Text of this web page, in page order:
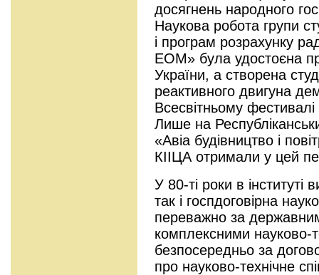
досягнень народного
Наукова робота групи
і програм розрахунку
ЕОМ» була удостоєна
України, а створена
реактивного двигуна
Всесвітньому фестивалі
Лише на
«Авіа будівництво і
КІІЦА отримали у цей
У 80-ті роки в
так і госпдоговірна
переважно за
комплексними науково-
безпосередньо за
про науково-технічне